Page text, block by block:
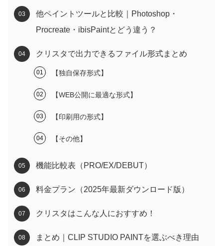
他ペイントツールと比較｜Photoshop・
Procreate・ibisPaintとどう違う？
クリスタで出力できるファイル形式まとめ
【独自保存形式】
【WEB公開に最適な形式】
【印刷用の形式】
【その他】
機能比較表（PRO/EX/DEBUT）
料金プラン（2025年最新ダウンロード版）
クリスタはこんな人におすすめ！
まとめ｜CLIP STUDIO PAINTを選ぶべき理由